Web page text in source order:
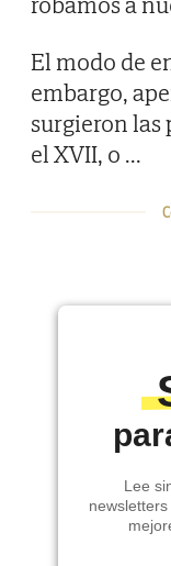
El modo de
embargo,
surgieron las
el XVII, o ...
Lee